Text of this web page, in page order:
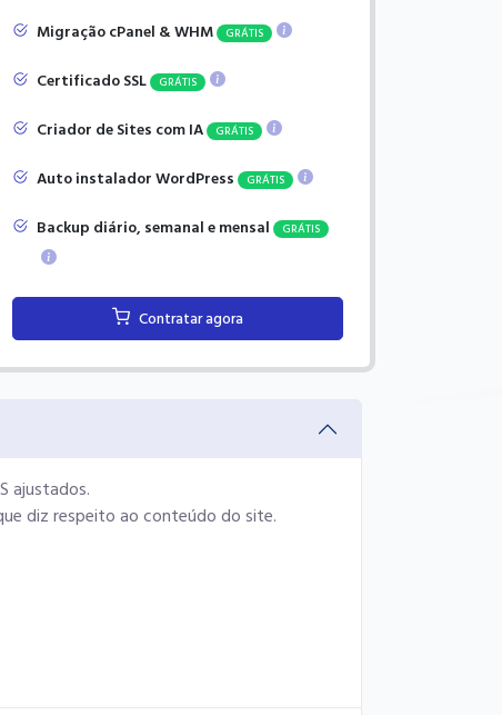
Migração cPanel & WHM GRÁTIS
Certificado SSL GRÁTIS
Criador de Sites com IA GRÁTIS
Auto instalador WordPress GRÁTIS
Backup diário, semanal e mensal GRÁTIS
Contratar agora
ajustados.
diz respeito ao conteúdo do site.